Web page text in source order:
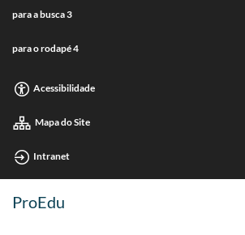
para a busca3
para o rodapé4
Acessibilidade
Mapa do Site
Intranet
ProEdu